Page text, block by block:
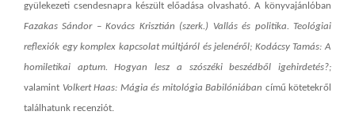
gyülekezeti csendesnapra készült előadása olvasható. A könyvajánlóban
Fazakas Sándor – Kovács Krisztián (szerk.) Vallás és politika. Teológiai
reflexiók egy komplex kapcsolat múltjáról és jelenéről; Kodácsy Tamás: A
homiletikai aptum. Hogyan lesz a szószéki beszédből igehirdetés?;
valamint Volkert Haas: Mágia és mitológia Babilóniában című kötetekről
találhatunk recenziót.